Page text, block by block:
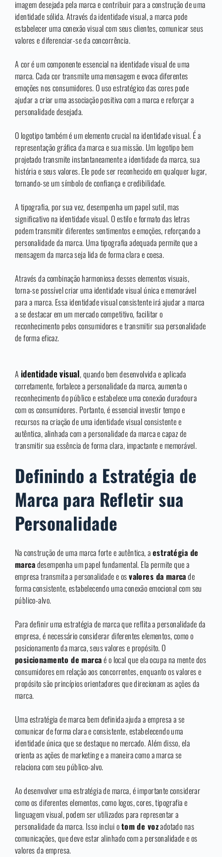
imagem desejada pela marca e contribuir para a construção de uma
identidade sólida. Através da identidade visual, a marca pode
estabelecer uma conexão visual com seus clientes, comunicar seus
valores e diferenciar-se da concorrência.
A cor é um componente essencial na identidade visual de uma
marca. Cada cor transmite uma mensagem e evoca diferentes
emoções nos consumidores. O uso estratégico das cores pode
ajudar a criar uma associação positiva com a marca e reforçar a
personalidade desejada.
O logotipo também é um elemento crucial na identidade visual. É a
representação gráfica da marca e sua missão. Um logotipo bem
projetado transmite instantaneamente a identidade da marca, sua
história e seus valores. Ele pode ser reconhecido em qualquer lugar,
tornando-se um símbolo de confiança e credibilidade.
A tipografia, por sua vez, desempenha um papel sutil, mas
significativo na identidade visual. O estilo e formato das letras
podem transmitir diferentes sentimentos e emoções, reforçando a
personalidade da marca. Uma tipografia adequada permite que a
mensagem da marca seja lida de forma clara e coesa.
Através da combinação harmoniosa desses elementos visuais,
torna-se possível criar uma identidade visual única e memorável
para a marca. Essa identidade visual consistente irá ajudar a marca
a se destacar em um mercado competitivo, facilitar o
reconhecimento pelos consumidores e transmitir sua personalidade
de forma eficaz.
A identidade visual, quando bem desenvolvida e aplicada
corretamente, fortalece a personalidade da marca, aumenta o
reconhecimento do público e estabelece uma conexão duradoura
com os consumidores. Portanto, é essencial investir tempo e
recursos na criação de uma identidade visual consistente e
autêntica, alinhada com a personalidade da marca e capaz de
transmitir sua essência de forma clara, impactante e memorável.
Definindo a Estratégia de
Marca para Refletir sua
Personalidade
Na construção de uma marca forte e autêntica, aestratégia de
marcadesempenha um papel fundamental. Ela permite que a
empresa transmita a personalidade e osvalores da marcade
forma consistente, estabelecendo uma conexão emocional com seu
público-alvo.
Para definir uma estratégia de marca que reflita a personalidade da
empresa, é necessário considerar diferentes elementos, como o
posicionamento da marca, seus valores e propósito. O
posicionamento de marcaé o local que ela ocupa na mente dos
consumidores em relação aos concorrentes, enquanto os valores e
propósito são princípios orientadores que direcionam as ações da
marca.
Uma estratégia de marca bem definida ajuda a empresa a se
comunicar de forma clara e consistente, estabelecendo uma
identidade única que se destaque no mercado. Além disso, ela
orienta as ações de marketing e a maneira como a marca se
relaciona com seu público-alvo.
Ao desenvolver uma estratégia de marca, é importante considerar
como os diferentes elementos, como logos, cores, tipografia e
linguagem visual, podem ser utilizados para representar a
personalidade da marca. Isso inclui otom de vozadotado nas
comunicações, que deve estar alinhado com a personalidade e os
valores da empresa.